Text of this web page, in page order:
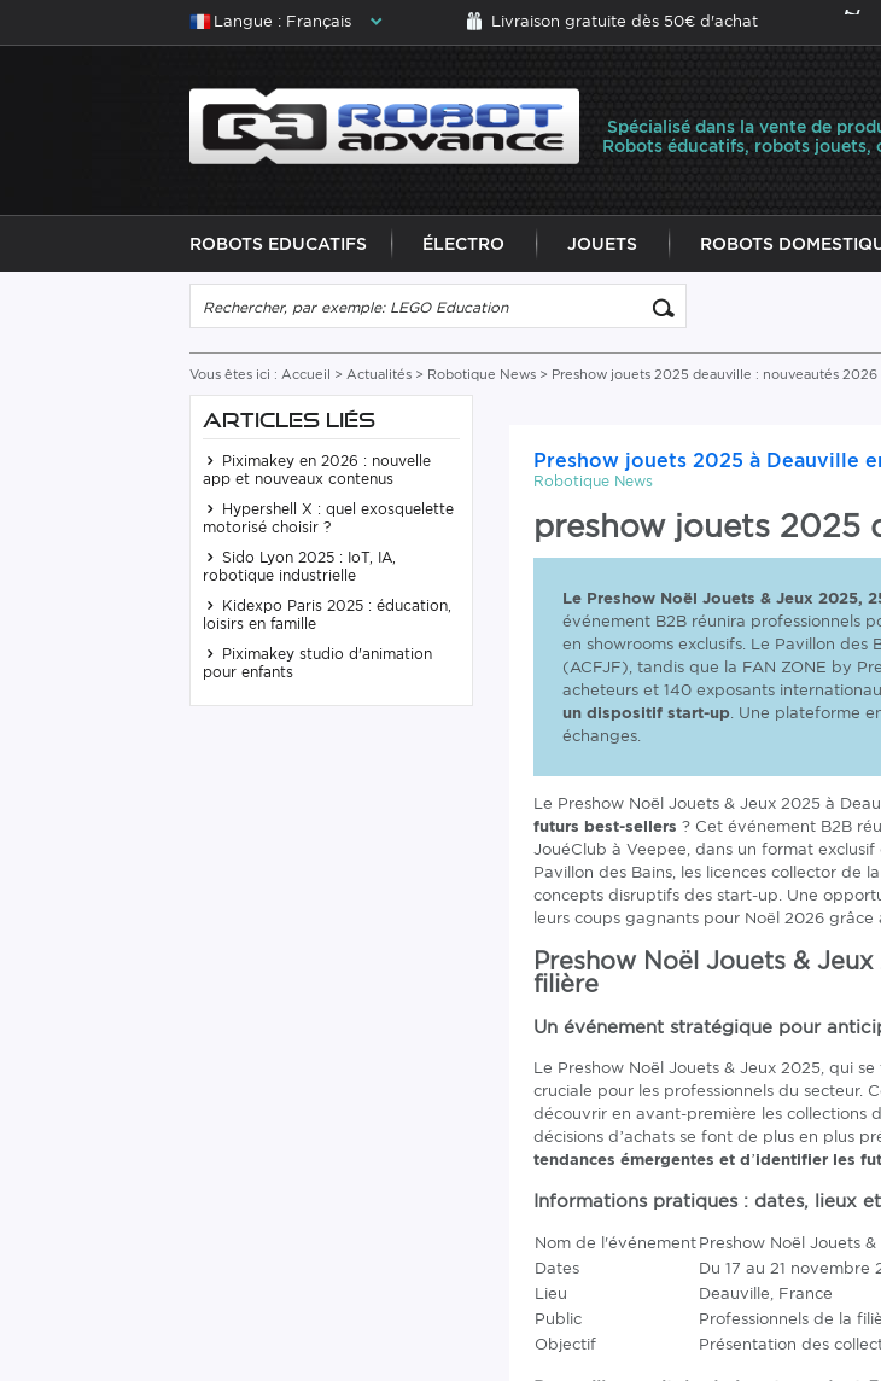
Langue : Français Livraison gratuite dès 50€ d'achat
Spécialisé dans la vente de
Robots éducatifs, robots jouets,
ROBOTS EDUCATIFS ÉLECTRO JOUETS ROBOTS
Vous êtes ici : Accueil > Actualités > Robotique News > Preshow jouets 2025 deauville : nouveautés 2026
ARTICLES LIÉS
Piximakey en 2026 : nouvelle
app et nouveaux contenus
Hypershell X : quel exosquelette
motorisé choisir ?
Sido Lyon 2025 : IoT, IA,
robotique industrielle
Kidexpo Paris 2025 : éducation,
loisirs en famille
Piximakey studio d'animation
pour enfants
Preshow jouets 2025 à Deauville
Robotique News
preshow jouets 2025
Le Preshow Noël Jouets & Jeux 2025,
événement B2B réunira professionnels
en showrooms exclusifs. Le Pavillon des
(ACFJF), tandis que la FAN ZONE by
acheteurs et 140 exposants
un dispositif start-up. Une plateforme
échanges.
Le Preshow Noël Jouets & Jeux 2025 à
futurs best-sellers ? Cet événement B2B
JouéClub à Veepee, dans un format
Pavillon des Bains, les licences collector de
concepts disruptifs des start-up. Une
leurs coups gagnants pour Noël 2026
Preshow Noël Jouets &
filière
Un événement stratégique pour
Le Preshow Noël Jouets & Jeux 2025, qui
cruciale pour les professionnels du secteur.
découvrir en avant-première les collections
décisions d’achats se font de plus en plus
tendances émergentes et d’identifier les
Informations pratiques : dates, lieux
Nom de l'événement Preshow Noël Jouets
Dates
Du 17 au 21 novembre
Lieu
Deauville, France
Public
Professionnels de la
Objectif
Présentation des